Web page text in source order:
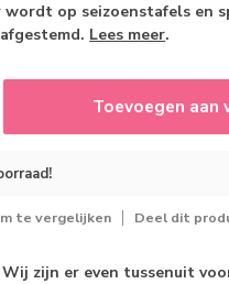
wordt op seizoenstafels en
Lees meer.
Toevoegen aan
te vergelijken Deel dit
Wij zijn er even tussenuit